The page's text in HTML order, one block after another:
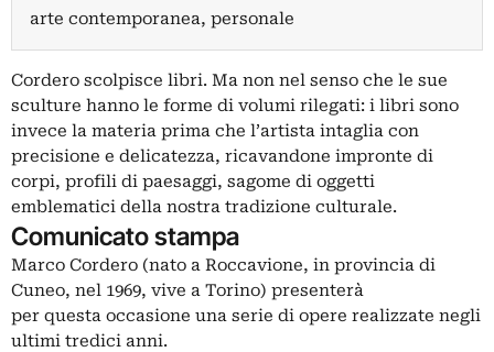
arte contemporanea, personale
Cordero scolpisce libri. Ma non nel senso che le sue
sculture hanno le forme di volumi rilegati: i libri sono
invece la materia prima che l’artista intaglia con
precisione e delicatezza, ricavandone impronte di
corpi, profili di paesaggi, sagome di oggetti
emblematici della nostra tradizione culturale.
Comunicato stampa
Marco Cordero (nato a Roccavione, in provincia di
Cuneo, nel 1969, vive a Torino) presenterà
per questa occasione una serie di opere realizzate negli
ultimi tredici anni.